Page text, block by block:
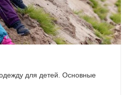
для детей. Основные